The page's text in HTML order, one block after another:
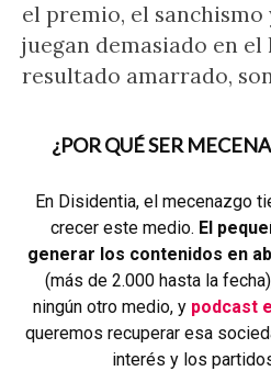
el premio, el sanchismo
juegan demasiado en
resultado amarrado,
¿POR QUÉ SER
En Disidentia, el mecenazgo
crecer este medio. El
generar los contenidos en
(más de 2.000 hasta la
ningún otro medio, y podcast
queremos recuperar esa
interés y los